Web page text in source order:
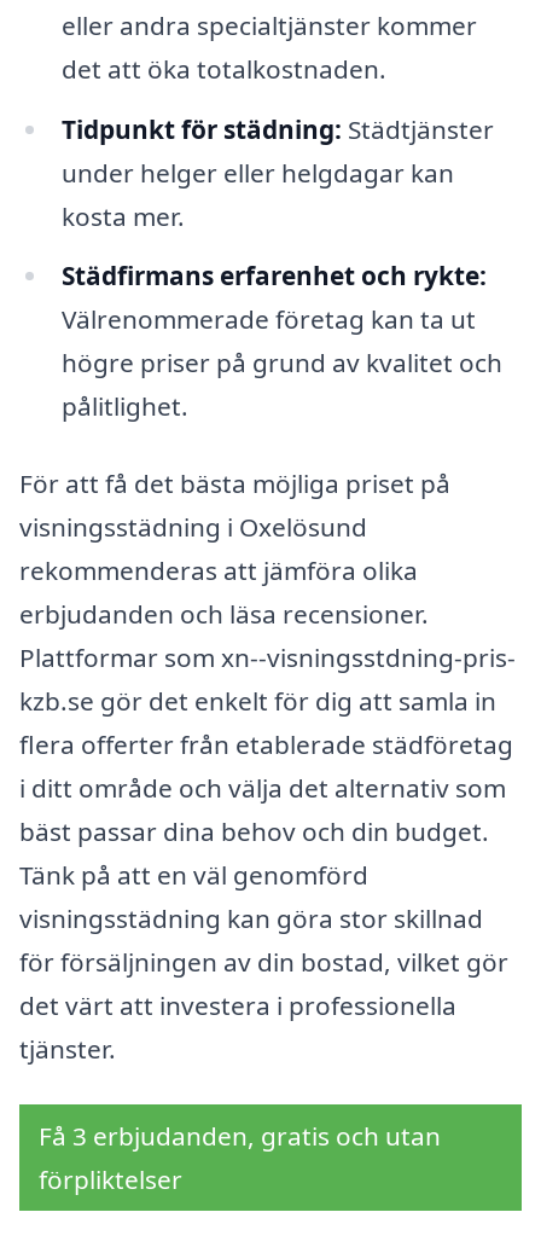
eller andra specialtjänster kommer
det att öka totalkostnaden.
Tidpunkt för städning: Städtjänster
under helger eller helgdagar kan
kosta mer.
Städfirmans erfarenhet och rykte:
Välrenommerade företag kan ta ut
högre priser på grund av kvalitet och
pålitlighet.
För att få det bästa möjliga priset på
visningsstädning i Oxelösund
rekommenderas att jämföra olika
erbjudanden och läsa recensioner.
Plattformar som xn--visningsstdning-pris-
kzb.se gör det enkelt för dig att samla in
flera offerter från etablerade städföretag
i ditt område och välja det alternativ som
bäst passar dina behov och din budget.
Tänk på att en väl genomförd
visningsstädning kan göra stor skillnad
för försäljningen av din bostad, vilket gör
det värt att investera i professionella
tjänster.
Få 3 erbjudanden, gratis och utan
förpliktelser